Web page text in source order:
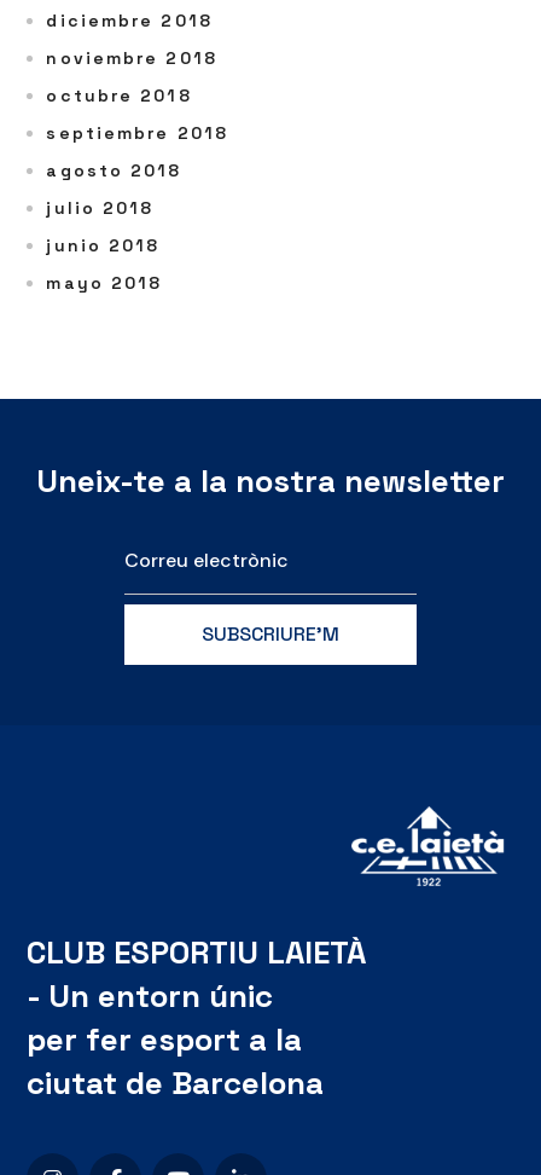
diciembre 2018
noviembre 2018
octubre 2018
septiembre 2018
agosto 2018
julio 2018
junio 2018
mayo 2018
Uneix-te a la nostra newsletter
CLUB ESPORTIU LAIETÀ
- Un entorn únic
per fer esport a la
ciutat de Barcelona